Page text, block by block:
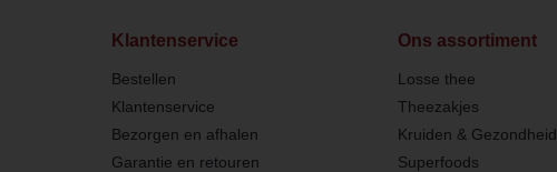
Klantenservice
Bestellen
Klantenservice
Bezorgen en afhalen
Garantie en retouren
Ons assortiment
Losse thee
Theezakjes
Kruiden & Gezondheid
Superfoods